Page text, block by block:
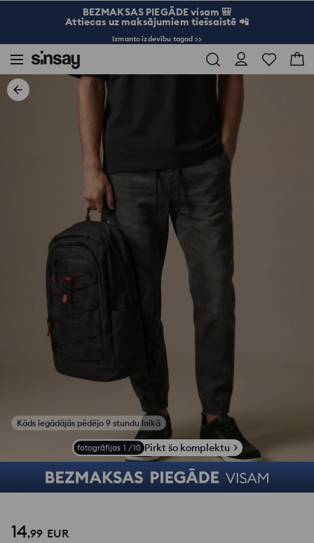
BEZMAKSAS PIEGĀDE visam 🎒
Attiecas uz maksājumiem tiešsaistē 📲
Izmanto izdevību tagad >>
fotogrāfijas 1 /10 Pirkt šo komplektu
14,99 EUR